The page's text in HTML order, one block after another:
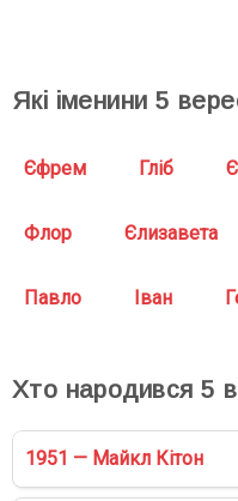
Які іменини 5
Єфрем Гліб
Флор Єлизавета
Павло Іван
Хто народився 5
1951 — Майкл Кітон